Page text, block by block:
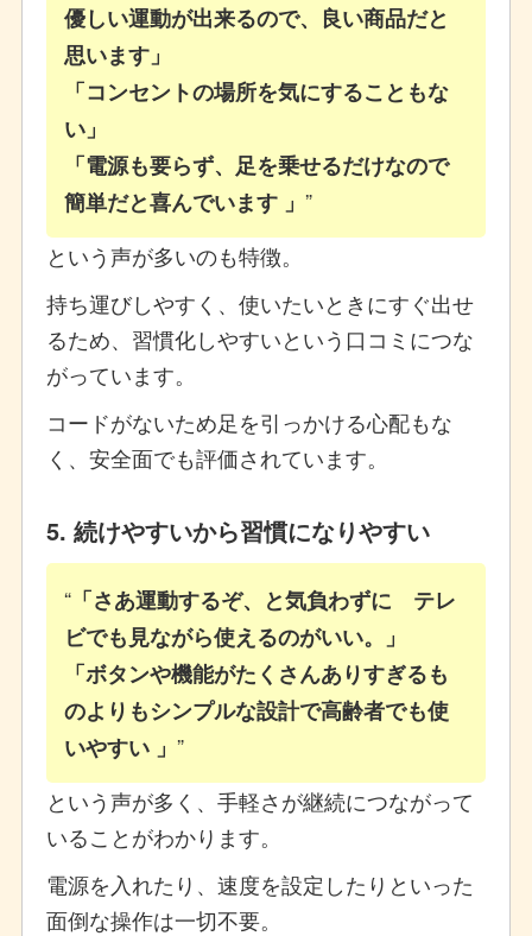
優しい運動が出来るので、良い商品だと
思います」
「コンセントの場所を気にすることもな
い」
「電源も要らず、足を乗せるだけなので
簡単だと喜んでいます 」
という声が多いのも特徴。
持ち運びしやすく、使いたいときにすぐ出せ
るため、習慣化しやすいという口コミにつな
がっています。
コードがないため足を引っかける心配もな
く、安全面でも評価されています。
5. 続けやすいから習慣になりやすい
「さあ運動するぞ、と気負わずに テレ
ビでも見ながら使えるのがいい。」
「ボタンや機能がたくさんありすぎるも
のよりもシンプルな設計で高齢者でも使
いやすい 」
という声が多く、手軽さが継続につながって
いることがわかります。
電源を入れたり、速度を設定したりといった
面倒な操作は一切不要。